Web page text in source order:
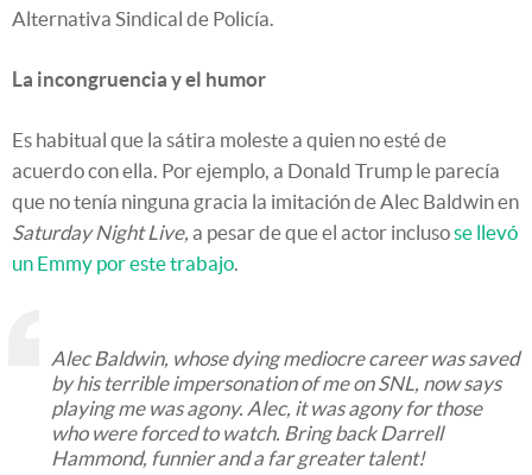
Alternativa Sindical de Policía.
La incongruencia y el humor
Es habitual que la sátira moleste a quien no esté de
acuerdo con ella. Por ejemplo, a Donald Trump le parecía
que no tenía ninguna gracia la imitación de Alec Baldwin en
Saturday Night Live, a pesar de que el actor inclusose llevó
un Emmy por este trabajo
Alec Baldwin, whose dying mediocre career was saved
by his terrible impersonation of me on SNL, now says
playing me was agony. Alec, it was agony for those
who were forced to watch. Bring back Darrell
Hammond, funnier and a far greater talent!